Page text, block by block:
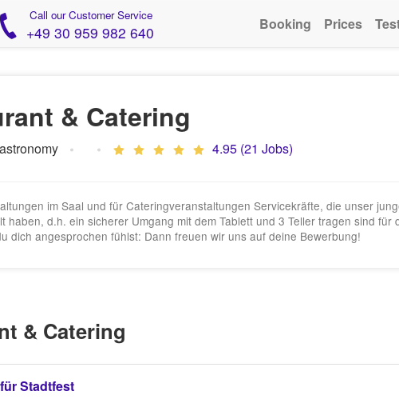
Call our Customer Service
+49 30 959 982 640 Booking Prices
& Catering
4.95 (21 Jobs)
im Saal und für Cateringveranstaltungen Servicekräfte, die unser
d.h. ein sicherer Umgang mit dem Tablett und 3 Teller tragen sind
dich angesprochen fühlst: Dann freuen wir uns auf deine Bewerbung!
& Catering
Stadtfest